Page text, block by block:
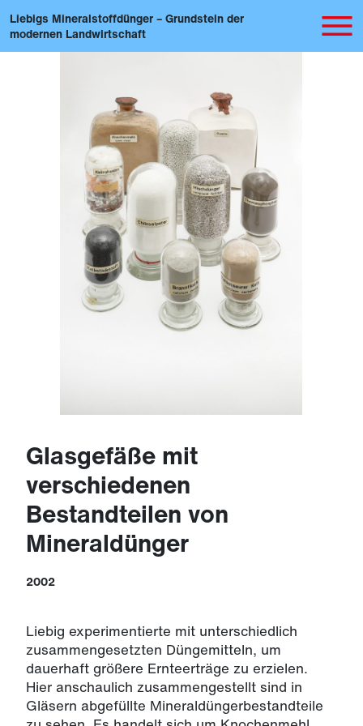
Liebigs Mineralstoffdünger – Grundstein der
modernen Landwirtschaft
Glasgefäße mit
verschiedenen
Bestandteilen von
Mineraldünger
2002
Liebig experimentierte mit unterschiedlich
zusammengesetzten Düngemitteln, um
dauerhaft größere Ernteerträge zu erzielen.
Hier anschaulich zusammengestellt sind in
Gläsern abgefüllte Mineraldüngerbestandteile